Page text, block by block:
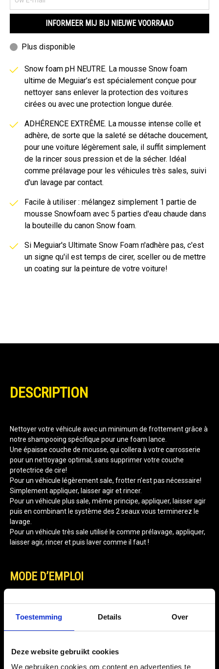
Toestemming Details Over
Deze website gebruikt cookies
We gebruiken cookies om content en advertenties te
INFORMEER MIJ BIJ NIEUWE VOORRAAD
Plus disponible
Snow foam pH NEUTRE. La mousse Snow foam
ultime de Meguiar’s est spécialement conçue pour
nettoyer sans enlever la protection des voitures
cirées ou avec une protection longue durée.
ADHÉRENCE EXTRÊME. La mousse intense colle et
adhère, de sorte que la saleté se détache doucement,
pour une voiture légèrement sale, il suffit simplement
de la rincer sous pression et de la sécher. Idéal
comme prélavage pour les véhicules très sales, suivi
d'un lavage par contact.
Facile à utiliser : mélangez simplement 1 partie de
mousse Snowfoam avec 5 parties d'eau chaude dans
la bouteille du canon Snow foam.
Si Meguiar's Ultimate Snow Foam n'adhère pas, c'est
un signe qu'il est temps de cirer, sceller ou de mettre
un coating sur la peinture de votre voiture!
DESCRIPTION
Nettoyer votre véhicule avec un minimum de frottement grâce à
notre shampooing spécifique pour une foam lance.
Une épaisse couche de mousse, qui collera à votre carrosserie
pour un nettoyage optimal, sans supprimer votre couche
protectrice de cire!
Pour un véhicule légèrement sale, frotter n’est pas nécessaire!
Simplement appliquer, laisser agir et rincer.
Pour un véhicule plus sale, même principe, appliquer, laisser agir
puis en combinant le système des 2 seaux vous terminerez le
lavage.
Pour un véhicule très sale utilisé le comme prélavage, appliquer,
laisser agir, rincer et puis laver comme il faut !
MODE D’EMPLOI
BIEN AGITER.S’assurer que le véhicule est à l’ombre et que la
carrosserie est froide.
Rincer le véhicule avec un jet d’eau puissant afin d’éliminer
les saletés non incrustées.